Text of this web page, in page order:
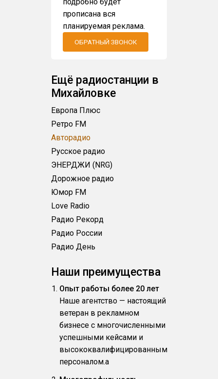
прописана вся
планируемая реклама.
ОБРАТНЫЙ ЗВОНОК
Ещё радиостанции в
Михайловке
Европа Плюс
Ретро FM
Авторадио
Русское радио
ЭНЕРДЖИ (NRG)
Дорожное радио
Юмор FM
Love Radio
Радио Рекорд
Радио России
Радио День
Наши преимущества
Опыт работы более 20 лет
Наше агентство — настоящий
ветеран в рекламном
бизнесе с многочисленными
успешными кейсами и
высококвалифицированным
персоналом.a